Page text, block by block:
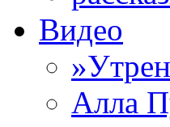
Видео
Алла